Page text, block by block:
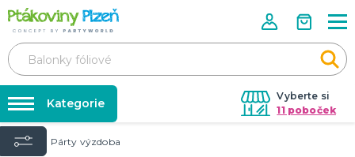
Vyberte si
11 poboček
Půjčovna kostýmů
Kategorie
KOSTÝMY, MASKY, DOPLŇKY
Úvod Párty výzdoba